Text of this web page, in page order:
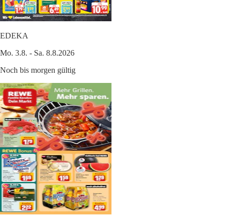
EDEKA
Mo. 3.8. - Sa. 8.8.2026
Noch bis morgen gültig